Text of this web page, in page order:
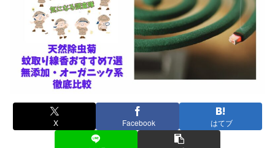
X Facebook はてブ